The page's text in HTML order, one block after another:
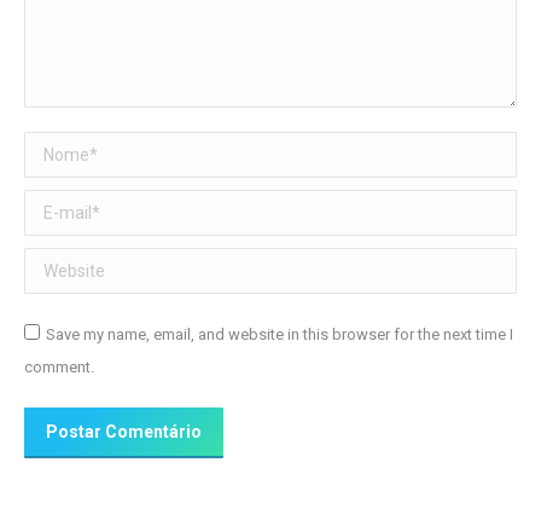
Nome *
E-mail *
Website
Save my name, email, and website in this browser for the next time I
comment.
Postar Comentário